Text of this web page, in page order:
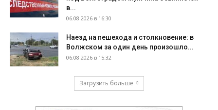
в...
06.08.2026 в 16:30
Наезд на пешехода и столкновение: в
Волжском за один день произошло...
06.08.2026 в 15:32
Загрузить больше